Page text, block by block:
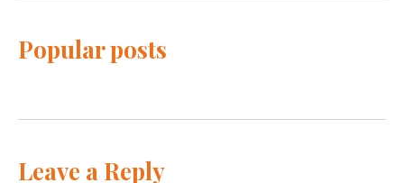
Popular posts
Leave a Reply